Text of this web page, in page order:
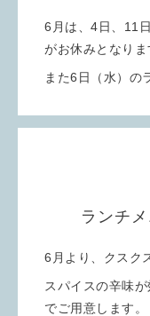
6月は、4日、11
がお休みとなりま
また6日（水）の
ランチ
6月より、クスク
スパイスの辛味
でご用意します。